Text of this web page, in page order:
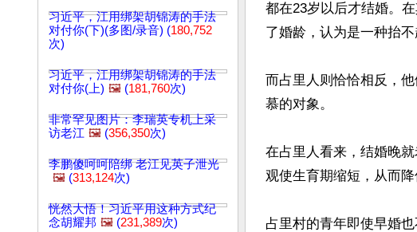
习近平，江用绑架胡锦涛的手法
对付你(下)(多图/录音) (180,752
次)
习近平，江用绑架胡锦涛的手法
对付你(上) 🖼️ (181,760次)
非常罕见图片：李瑞英专机上采
访老江 🖼️ (356,350次)
李鹏傻呵呵陪绑 老江见英子泄光
🖼️ (313,124次)
恍然大悟！习近平用这种方式纪
念胡耀邦 🖼️ (231,389次)
都在23岁以后才结婚。
了婚龄，认为是一种抬不
而占里人则恰恰相反，
慕的对象。
在占里人看来，结婚晚
观使生育期缩短，从而降
占里村的青年即使早婚